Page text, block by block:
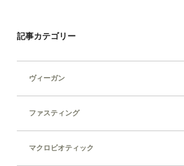
記事カテゴリー
ヴィーガン
ファスティング
マクロビオティック